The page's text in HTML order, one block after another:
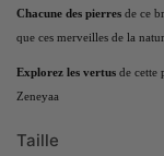
Chacune des pierres de ce
que ces merveilles de la
Explorez les vertus de cette
Zeneyaa
Taille